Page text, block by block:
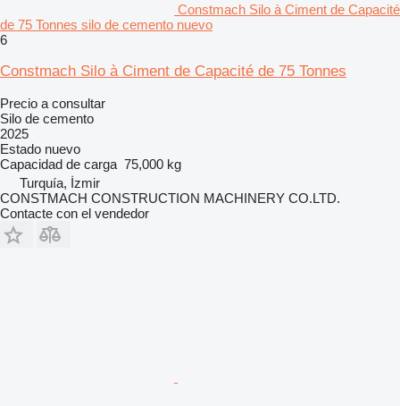
Constmach Silo à Ciment de Capacité
de 75 Tonnes silo de cemento nuevo
6
Constmach Silo à Ciment de Capacité de 75 Tonnes
Precio a consultar
Silo de cemento
2025
Estado nuevo
Capacidad de carga 75,000 kg
Turquía, İzmir
CONSTMACH CONSTRUCTION MACHINERY CO.LTD.
Contacte con el vendedor